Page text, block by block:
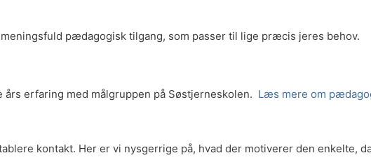
pædagogisk tilgang, som passer til lige præcis jeres behov.
erfaring med målgruppen på Søstjerneskolen. Læs mere om
kontakt. Her er vi nysgerrige på, hvad der motiverer den enkelte,